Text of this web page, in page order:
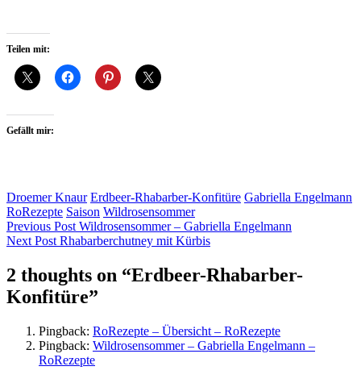
Teilen mit:
Gefällt mir:
Droemer Knaur Erdbeer-Rhabarber-Konfitüre Gabriella Engelmann
RoRezepte Saison Wildrosensommer
Beitragsnavigation
Previous Post Wildrosensommer – Gabriella Engelmann
Next Post Rhabarberchutney mit Kürbis
2 thoughts on “Erdbeer-Rhabarber-
Konfitüre”
Pingback: RoRezepte – Übersicht – RoRezepte
Pingback: Wildrosensommer – Gabriella Engelmann –
RoRezepte